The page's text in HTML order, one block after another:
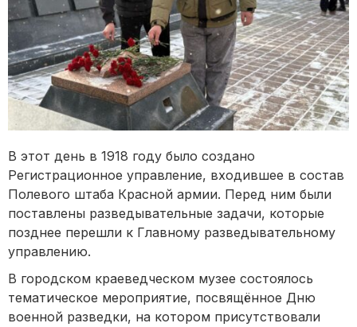
В этот день в 1918 году было создано
Регистрационное управление, входившее в состав
Полевого штаба Красной армии. Перед ним были
поставлены разведывательные задачи, которые
позднее перешли к Главному разведывательному
управлению.
В городском краеведческом музее состоялось
тематическое мероприятие, посвящённое Дню
военной разведки, на котором присутствовали